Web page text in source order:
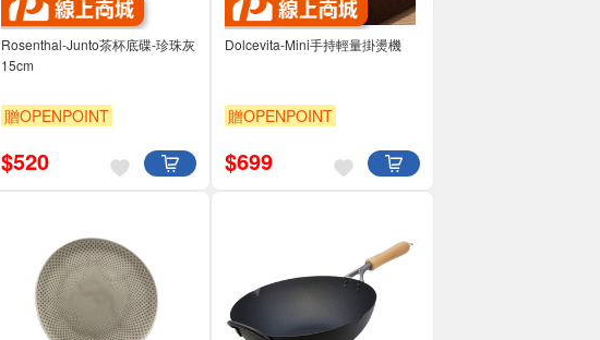
Rosenthal-Junto茶杯底碟-珍珠灰
15cm
贈OPENPOINT
$520
Dolcevita-Mini手持輕量掛燙機
贈OPENPOINT
$699